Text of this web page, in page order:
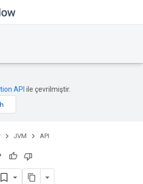
API ile çevrilmiştir.
JVM API